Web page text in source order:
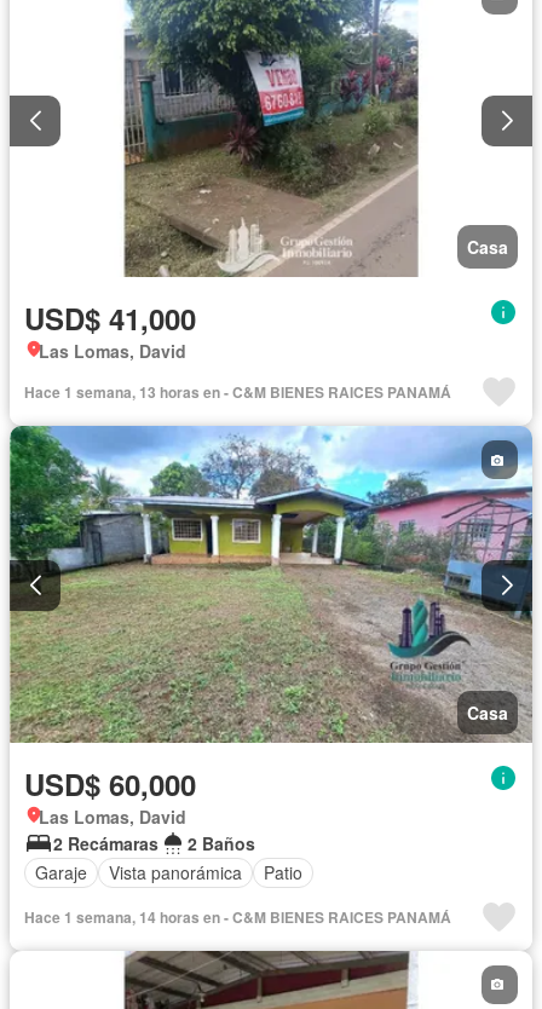
Casa
USD$ 41,000
Las Lomas, David
Hace 1 semana, 13 horas en - C&M BIENES RAICES PANAMÁ
Casa
USD$ 60,000
Las Lomas, David
2 Recámaras
2 Baños
Garaje
Vista panorámica Patio
Hace 1 semana, 14 horas en - C&M BIENES RAICES PANAMÁ